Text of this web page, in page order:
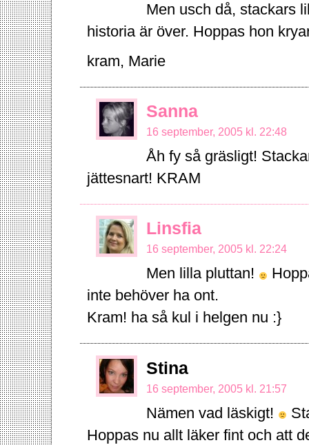
Men usch då, stackars
historia är över. Hoppas hon
kram, Marie
Sanna
16 september, 2005 kl. 22:48
Åh fy så gräsligt!
jättesnart! KRAM
Linsfia
16 september, 2005 kl. 22:24
Men lilla pluttan!
inte behöver ha ont.
Kram! ha så kul i helgen nu :}
Stina
16 september, 2005 kl. 21:57
Nämen vad läskigt!
Hoppas nu allt läker fint och att